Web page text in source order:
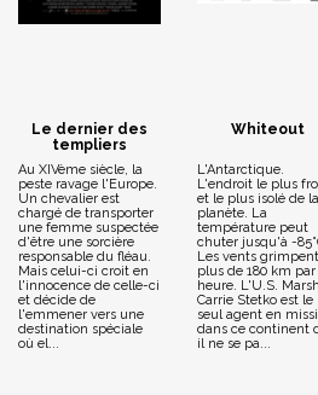
Le dernier des
templiers
Au XIVème siècle, la
peste ravage l'Europe.
Un chevalier est
chargé de transporter
une femme suspectée
d'être une sorcière
responsable du fléau.
Mais celui-ci croit en
l'innocence de celle-ci
et décide de
l'emmener vers une
destination spéciale
où el...
Whiteout
L'Antarctique.
L'endroit le plus
et le plus isolé de la
planète. La
température peut
chuter jusqu'à -
Les vents
plus de 180 km par
heure. L'U.S.
Carrie Stetko est le
seul agent en
dans ce continent
il ne se pa...